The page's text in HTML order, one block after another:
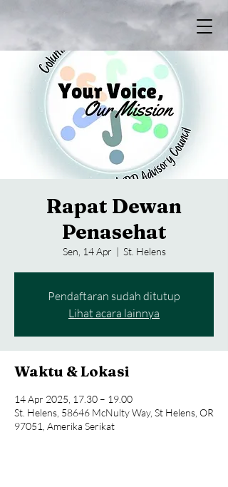
Rapat Dewan
Penasehat
Sen, 14 Apr
  |
St. Helens
Pendaftaran sudah ditutup
Lihat acara lainnya
Waktu & Lokasi
14 Apr 2025, 17.30 – 19.00
St. Helens, 58646 McNulty Way, St Helens, OR
97051, Amerika Serikat